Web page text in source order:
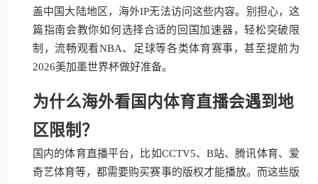
盖中国大陆地区，海外IP无法访问这些内容。别担心，这
篇指南会教你如何选择合适的回国加速器，轻松突破限
制，流畅观看NBA、足球等各类体育赛事，甚至提前为
2026美加墨世界杯做好准备。
为什么海外看国内体育直播会遇到地
区限制？
国内的体育直播平台，比如CCTV5、B站、腾讯体育、爱
奇艺体育等，都需要购买赛事的版权才能播放。而这些版